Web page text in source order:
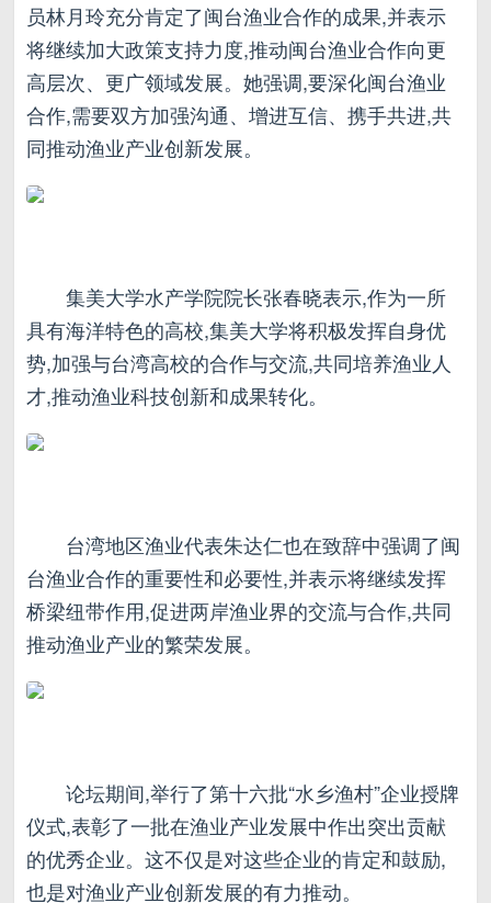
员林月玲充分肯定了闽台渔业合作的成果,并表示
将继续加大政策支持力度,推动闽台渔业合作向更
高层次、更广领域发展。她强调,要深化闽台渔业
合作,需要双方加强沟通、增进互信、携手共进,共
同推动渔业产业创新发展。
集美大学水产学院院长张春晓表示,作为一所
具有海洋特色的高校,集美大学将积极发挥自身优
势,加强与台湾高校的合作与交流,共同培养渔业人
才,推动渔业科技创新和成果转化。
台湾地区渔业代表朱达仁也在致辞中强调了闽
台渔业合作的重要性和必要性,并表示将继续发挥
桥梁纽带作用,促进两岸渔业界的交流与合作,共同
推动渔业产业的繁荣发展。
论坛期间,举行了第十六批“水乡渔村”企业授牌
仪式,表彰了一批在渔业产业发展中作出突出贡献
的优秀企业。这不仅是对这些企业的肯定和鼓励,
也是对渔业产业创新发展的有力推动。